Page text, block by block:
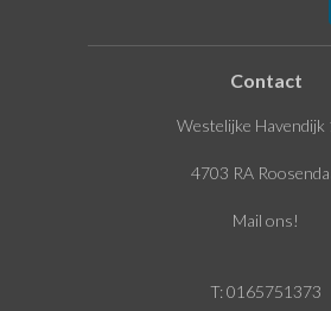
Contact
Westelijke Havendijk
4703 RA
Mail ons!
T: 0165751373